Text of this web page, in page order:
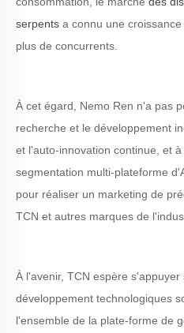
serpents a connu une
plus de concurrents.
À cet égard, Nemo Ren n'a pas
recherche et le développement
et l'auto-innovation continue, et
segmentation multi-plateforme
pour réaliser un marketing de
TCN et autres marques de
À l'avenir, TCN espère
développement technologiques
l'ensemble de la plate-forme de